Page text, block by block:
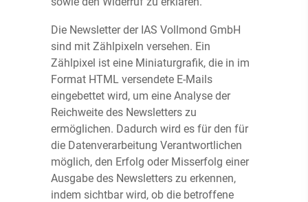
Die Newsletter der IAS Vollmond GmbH
sind mit Zählpixeln versehen. Ein
Zählpixel ist eine Miniaturgrafik, die in im
Format HTML versendete E-Mails
eingebettet wird, um eine Analyse der
Reichweite des Newsletters zu
ermöglichen. Dadurch wird es für den für
die Datenverarbeitung Verantwortlichen
möglich, den Erfolg oder Misserfolg einer
Ausgabe des Newsletters zu erkennen,
indem sichtbar wird, ob die betroffene